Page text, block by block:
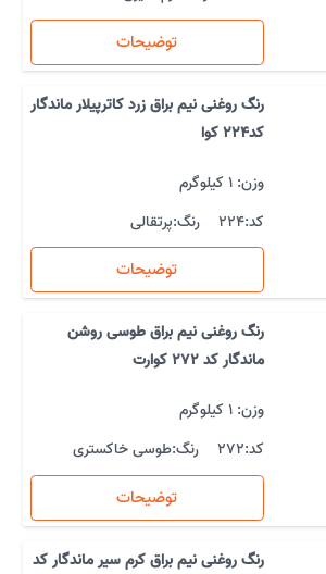
توضیحات
رنگ روغنی نیم براق زرد کاترپیلار ماندگار
کد224 کوا
وزن: 1 کیلوگرم
کد:224 رنگ:پرتقالی
توضیحات
رنگ روغنی نیم براق طوسی روشن
ماندگار کد 272 کوارت
وزن: 1 کیلوگرم
کد:272 رنگ:طوسی خاکستری
توضیحات
رنگ روغنی نیم براق کرم سیر ماندگار کد